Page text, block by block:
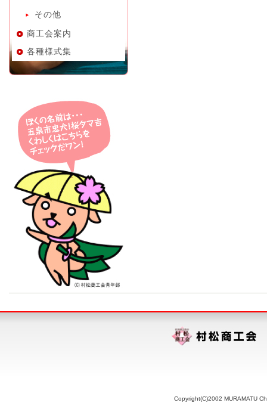
その他
商工会案内
各種様式集
Copyright(C)2002 MURAMATU